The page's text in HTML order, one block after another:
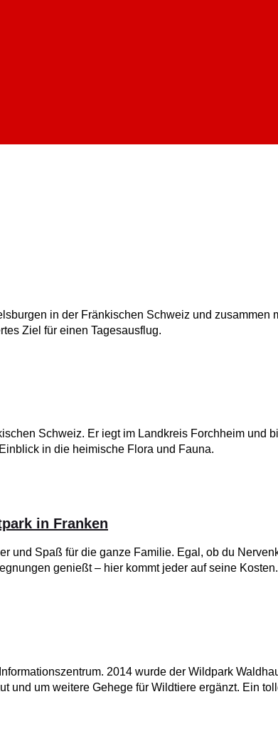
in der Fränkischen Schweiz und zusammen
Ziel für einen Tagesausflug.
Schweiz. Er iegt im Landkreis Forchheim und
in die heimische Flora und Fauna.
in Franken
und Spaß für die ganze Familie. Egal, ob du
genießt – hier kommt jeder auf seine Kosten.
2014 wurde der Wildpark
und um weitere Gehege für Wildtiere ergänzt. Ein